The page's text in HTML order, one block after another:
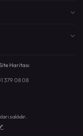
Haritası
379 08 08
saklıdır.